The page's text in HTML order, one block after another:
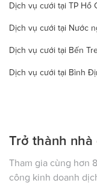
Dịch vụ cưới tại TP Hồ
Dịch vụ cưới tại Nước
Dịch vụ cưới tại Bến
Dịch vụ cưới tại Bình
Dịch vụ cưới tại Bình
Dịch vụ cưới tại Hà Nội
Dịch vụ cưới tại Điện
Dịch vụ cưới tại Đồng
Trở thành nhà
Tham gia cùng hơn
công kinh doanh